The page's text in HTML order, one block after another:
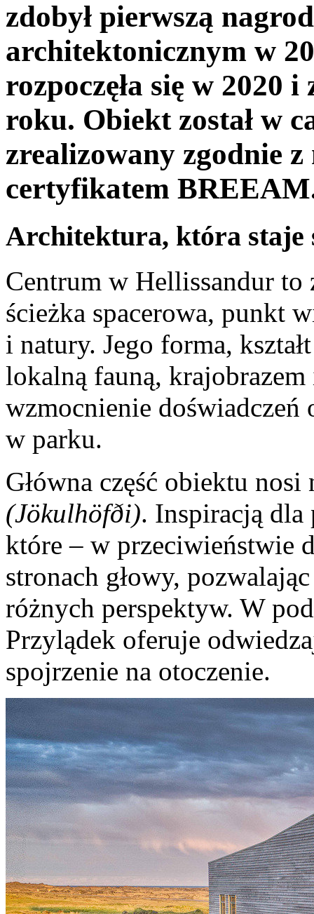
zdobył pierwszą
architektonicznym w
rozpoczęła się w 2020 i
roku. Obiekt został w
zrealizowany zgodnie
certyfikatem
Architektura, która staje
Centrum w Hellissandur
ścieżka spacerowa, punkt
i natury. Jego forma,
lokalną fauną,
wzmocnienie doświadczeń
w parku.
Główna część obiektu nosi
(Jökulhöfði). Inspiracją
które – w przeciwieństwie
stronach głowy,
różnych perspektyw. W
Przylądek oferuje
spojrzenie na otoczenie.